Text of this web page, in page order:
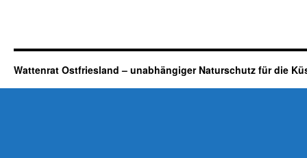
Wattenrat Ostfriesland – unabhängiger Naturschutz für die